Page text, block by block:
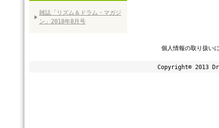
雑誌「リズム＆ドラム・マガジ
ン」2018年8月号
個人情報の取り扱い
Copyright© 2013